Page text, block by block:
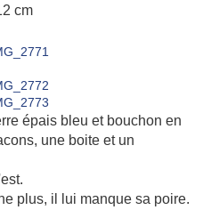
cm
épais bleu et bouchon en
une boite et un
plus, il lui manque sa poire.